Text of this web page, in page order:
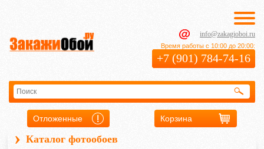
info@zakagioboi.ru
Время работы с 10:00 до 20:00:
+7 (901) 784-74-16
Отложенные Корзина
› Каталог фотообоев